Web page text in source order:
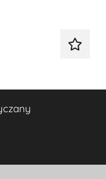
Galeria